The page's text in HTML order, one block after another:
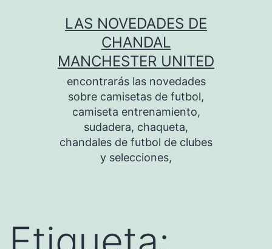
LAS NOVEDADES DE
CHANDAL
MANCHESTER UNITED
encontrarás las novedades
sobre camisetas de futbol,
camiseta entrenamiento,
sudadera, chaqueta,
chandales de futbol de clubes
y selecciones,